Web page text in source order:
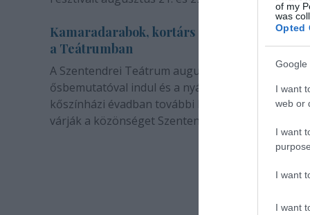
of my
was
Opted
Google
I want
web or
I want
I want
I want
Kamaradarabok, kortárs drámák,
a Teátrumban
A Szentendrei Teátrum augusztusban két
ősbemutatóval indul és a nyár végével sem zárul.
kőszínházi évadban további bemutatók és
várják a közönséget Szentendrén.